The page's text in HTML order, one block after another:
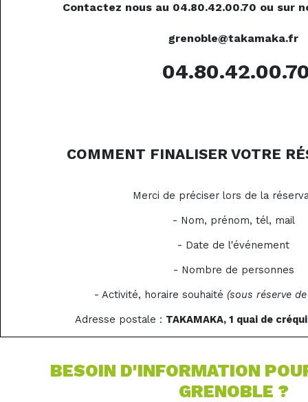
Contactez nous au 04.80.42.00.70 ou sur
grenoble@takamaka.fr
COMMENT FINALISER VOTRE
Merci de préciser lors de la
- Nom, prénom, tél, mail
- Date de l'événement
- Nombre de personnes
- Activité, horaire souhaité (sous réserve
Adresse postale : TAKAMAKA, 1 quai de
BESOIN D'INFORMATION
GRENOBLE ?